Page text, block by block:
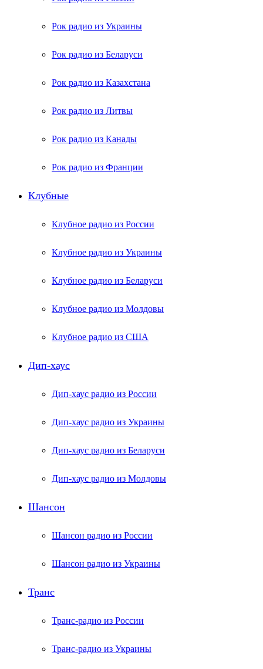
Рок радио из Украины
Рок радио из Беларуси
Рок радио из Казахстана
Рок радио из Литвы
Рок радио из Канады
Рок радио из Франции
Клубные
Клубное радио из России
Клубное радио из Украины
Клубное радио из Беларуси
Клубное радио из Молдовы
Клубное радио из США
Дип-хаус
Дип-хаус радио из России
Дип-хаус радио из Украины
Дип-хаус радио из Беларуси
Дип-хаус радио из Молдовы
Шансон
Шансон радио из России
Шансон радио из Украины
Транс
Транс-радио из России
Транс-радио из Украины